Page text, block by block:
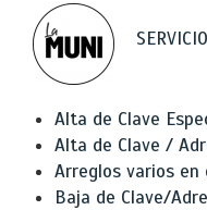
Alta de Clave
Alta de Clave /
Arreglos varios en
Baja de Clave/